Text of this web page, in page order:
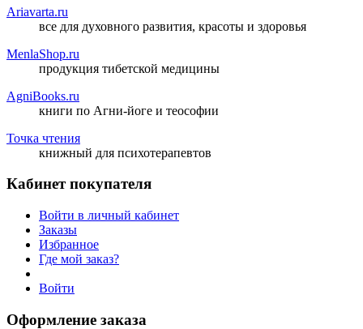
Ariavarta.ru
все для духовного развития, красоты и здоровья
MenlaShop.ru
продукция тибетской медицины
AgniBooks.ru
книги по Агни-йоге и теософии
Точка чтения
книжный для психотерапевтов
Кабинет покупателя
Войти в личный кабинет
Заказы
Избранное
Где мой заказ?
Войти
Оформление заказа